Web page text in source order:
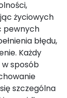
życiowych
pewnych
błędu,
Każdy
w sposób
szczególna